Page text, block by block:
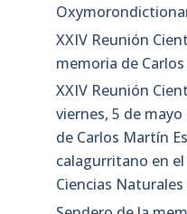
XXIV Reunión
memoria de
XXIV Reunión
viernes, 5 de
de Carlos Martín
calagurritano en
Ciencias Naturales